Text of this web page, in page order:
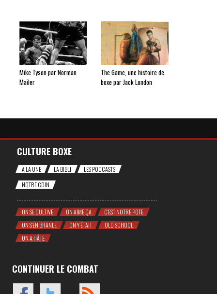
Mike Tyson par Norman
Mailer
The Game, une histoire de
boxe par Jack London
CULTURE BOXE
À LA UNE LA BIBLI
LES PODCASTS
NOTRE COIN
ON SE CULTIVE ON AIME ÇA
C'EST NOTRE POTE
ON S'EN BRANLE
ON Y ÉTAIT
OLD SCHOOL
ON A HÂTE
CONTINUER LE COMBAT